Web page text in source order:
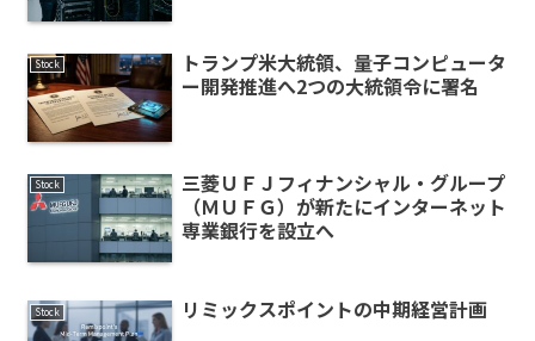
Stock
トランプ米大統領、量子コンピュータ
ー開発推進へ2つの大統領令に署名
Stock
三菱ＵＦＪフィナンシャル・グループ
（ＭＵＦＧ）が新たにインターネット
専業銀行を設立へ
Stock リミックスポイントの中期経営計画